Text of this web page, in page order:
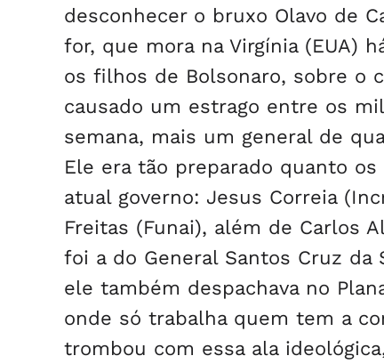
desconhecer o bruxo Olavo de
for, que mora na Virgínia (EUA)
os filhos de Bolsonaro, sobre o
causado um estrago entre os
semana, mais um general de
Ele era tão preparado quanto
atual governo: Jesus Correia
Freitas (Funai), além de Carlos
foi a do General Santos Cruz da
ele também despachava no
onde só trabalha quem tem a
trombou com essa ala